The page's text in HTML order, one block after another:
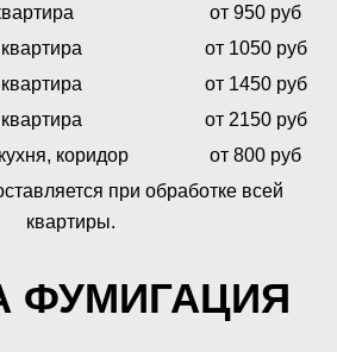
от 950 руб
от 1050 руб
от 1450 руб
от 2150 руб
коридор
от 800 руб
при обработке всей
квартиры.
ФУМИГАЦИЯ